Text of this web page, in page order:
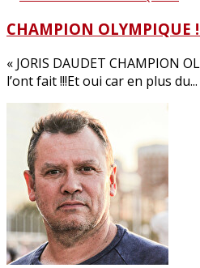
CHAMPION OLYMPIQUE
« JORIS DAUDET CHAMPION
l’ont fait !!!Et oui car en plus du...